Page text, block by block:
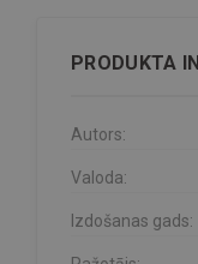
PRODUKTA
Autors:
Valoda:
Izdošanas gads: